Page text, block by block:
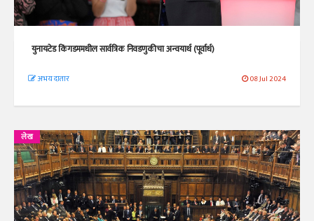
युनायटेड किंगडममधील सार्वत्रिक निवडणुकीचा अन्वयार्थ (पूर्वार्ध)
अभय दातार 08 Jul 2024
लेख